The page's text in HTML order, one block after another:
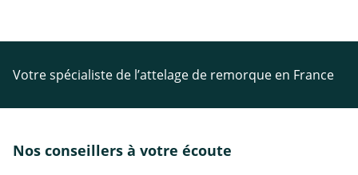
Votre spécialiste de l’attelage de remorque en France
Nos conseillers à votre écoute